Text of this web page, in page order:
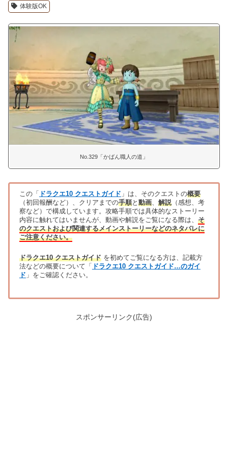
体験版OK
No.329「かばん職人の道」
この「 ドラクエ10 クエストガイド 」は、そのクエストの概要
（初回報酬など）、クリアまでの手順と 動画、 解説（感想、考
察など）で構成しています。攻略手順では具体的なストーリー
内容に触れてはいませんが、動画や解説をご覧になる際は、 そ
のクエストおよび関連するメインストーリーなどのネタバレに
ご注意ください。
ドラクエ10 クエストガイドを初めてご覧になる方は、記載方
法などの概要について「
ドラクエ10 クエストガイド…のガイ
ド 」をご確認ください。
スポンサーリンク(広告)